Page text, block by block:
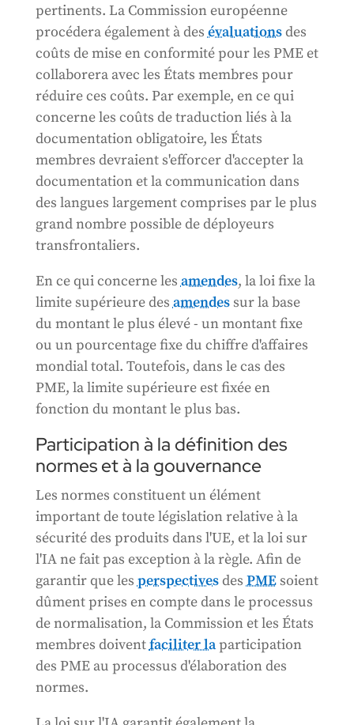
pertinents. La Commission européenne
procédera également à des évaluationsdes
coûts de mise en conformité pour les PME et
collaborera avec les États membres pour
réduire ces coûts. Par exemple, en ce qui
concerne les coûts de traduction liés à la
documentation obligatoire, les États
membres devraient s'efforcer d'accepter la
documentation et la communication dans
des langues largement comprises par le plus
grand nombre possible de déployeurs
transfrontaliers.
En ce qui concerne les amendes, la loi fixe la
limite supérieure des amendessur la base
du montant le plus élevé - un montant fixe
ou un pourcentage fixe du chiffre d'affaires
mondial total. Toutefois, dans le cas des
PME, la limite supérieure est fixée en
fonction du montant le plus bas.
Participation à la définition des
normes et à la gouvernance
Les normes constituent un élément
important de toute législation relative à la
sécurité des produits dans l'UE, et la loi sur
l'IA ne fait pas exception à la règle. Afin de
garantir que les perspectivesdes PMEsoient
dûment prises en compte dans le processus
de normalisation, la Commission et les États
membres doiventfaciliter laparticipation
des PME au processus d'élaboration des
normes.